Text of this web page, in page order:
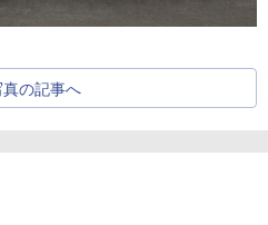
真の記事へ